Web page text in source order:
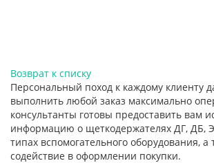
Возврат к списку
Персональный поход к каждому клиенту
выполнить любой заказ максимально
консультанты готовы предоставить
информацию о щеткодержателях ДГ, ДБ,
типах вспомогательного оборудования, а
содействие в оформлении покупки.